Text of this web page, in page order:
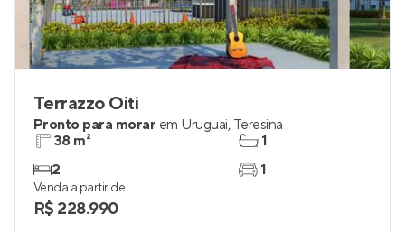
Terrazzo Oiti
Pronto para morar em Uruguai, Teresina
38 m²
2
1
1
Venda a partir de
R$ 228.990